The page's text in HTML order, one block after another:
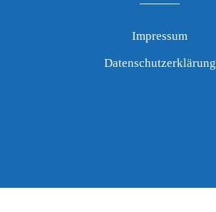
Impressum
Datenschutzerklärung